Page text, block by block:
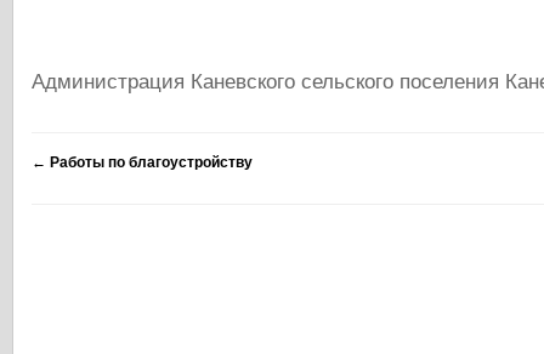
Администрация Каневского сельского поселения
← Работы по благоустройству